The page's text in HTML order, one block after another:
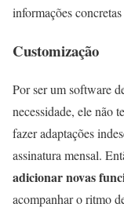
informações
Customização
Por ser um software
necessidade, ele não
fazer adaptações
assinatura mensal.
adicionar novas
acompanhar o ritmo